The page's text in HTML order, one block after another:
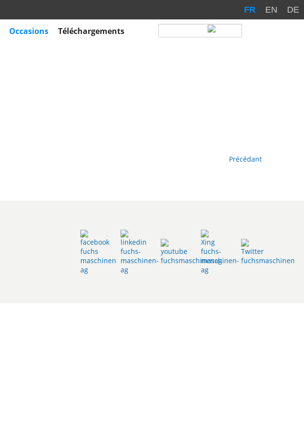
FR EN DE
Occasions Téléchargements
Précédant